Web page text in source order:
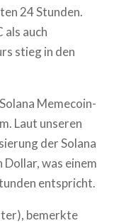
24 Stunden.
auch
stieg in den
Memecoin-
Laut unseren
der Solana
Dollar, was einem
entspricht.
bemerkte